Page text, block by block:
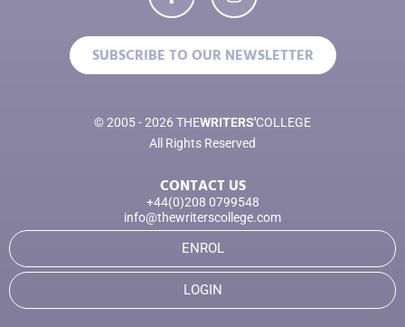
SUBSCRIBE TO OUR NEWSLETTER
© 2005 - 2026 THEWRITERS'COLLEGE
All Rights Reserved
CONTACT US
+44(0)208 0799548
info@thewriterscollege.com
ENROL
LOGIN